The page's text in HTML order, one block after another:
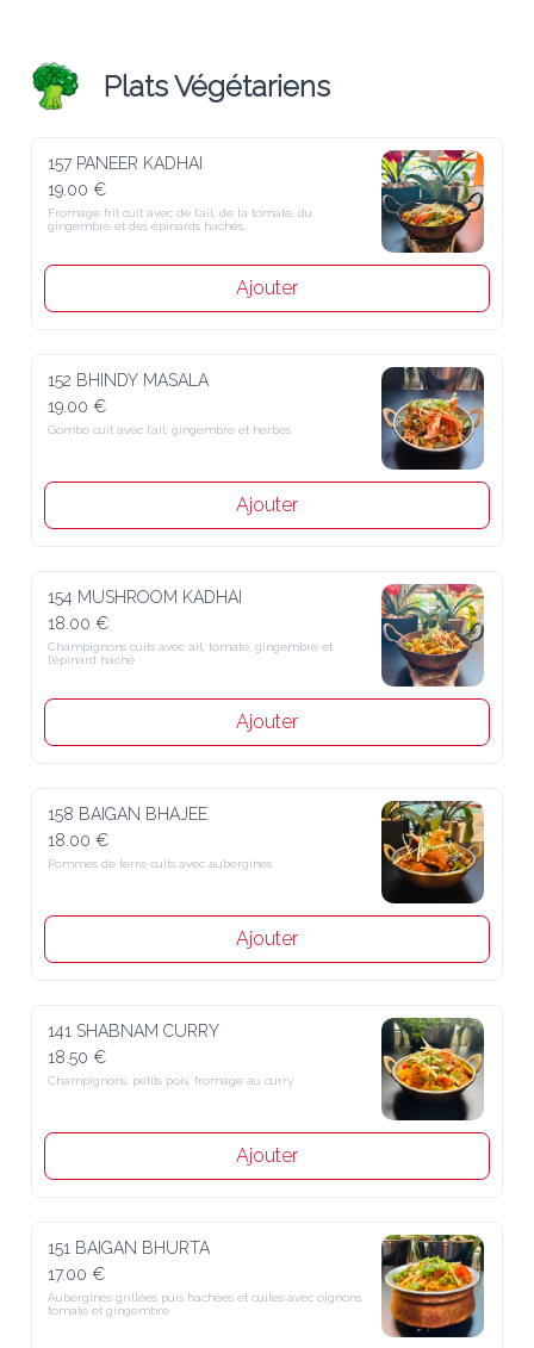
Plats Végétariens
157 PANEER KADHAI
19.00 €
Fromage frit cuit avec de l'ail, de la tomate, du
gingembre et des épinards hachés.
Ajouter
152 BHINDY MASALA
19.00 €
Gombo cuit avec l’ail, gingembre et herbes
Ajouter
154 MUSHROOM KADHAI
18.00 €
Champignons cuits avec ail, tomate, gingembre et
l’épinard haché
Ajouter
158 BAIGAN BHAJEE
18.00 €
Pommes de terre cuits avec aubergines
Ajouter
141 SHABNAM CURRY
18.50 €
Champignons, petits pois, fromage au curry
Ajouter
151 BAIGAN BHURTA
17.00 €
Aubergines grillées puis hachées et cuites avec oignons,
tomate et gingembre